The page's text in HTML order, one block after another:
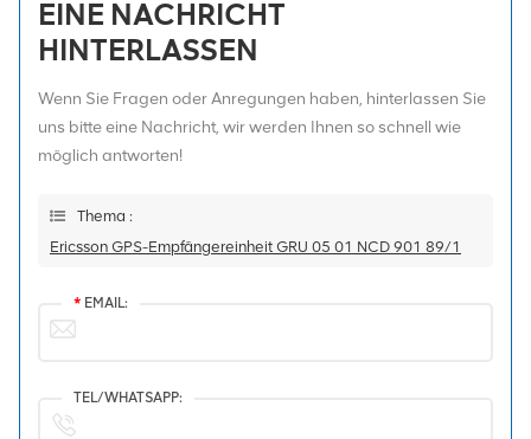
EINE NACHRICHT
HINTERLASSEN
Wenn Sie Fragen oder Anregungen haben, hinterlassen Sie
uns bitte eine Nachricht, wir werden Ihnen so schnell wie
möglich antworten!
Thema :
Ericsson GPS-Empfängereinheit GRU 05 01 NCD 901 89/1
* EMAIL:
TEL/WHATSAPP: